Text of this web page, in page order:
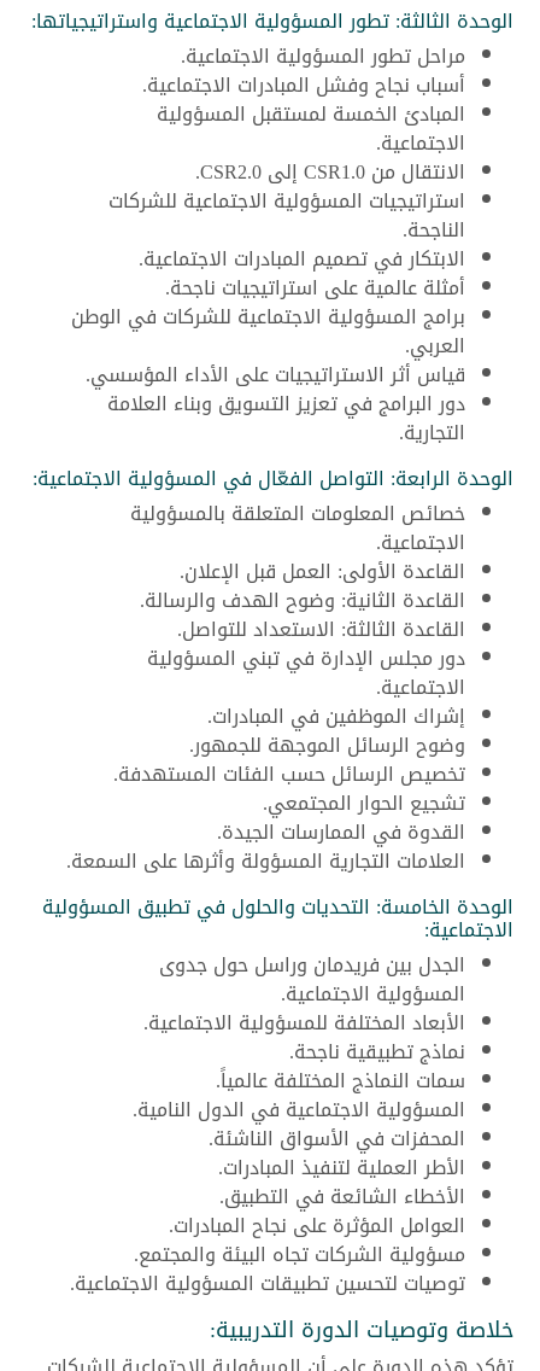
الوحدة الثالثة: تطور المسؤولية الاجتماعية واستراتيجياتها:
مراحل تطور المسؤولية الاجتماعية.
أسباب نجاح وفشل المبادرات الاجتماعية.
المبادئ الخمسة لمستقبل المسؤولية
الاجتماعية.
الانتقال من CSR1.0 إلى CSR2.0.
استراتيجيات المسؤولية الاجتماعية للشركات
الناجحة.
الابتكار في تصميم المبادرات الاجتماعية.
أمثلة عالمية على استراتيجيات ناجحة.
برامج المسؤولية الاجتماعية للشركات في الوطن
العربي.
قياس أثر الاستراتيجيات على الأداء المؤسسي.
دور البرامج في تعزيز التسويق وبناء العلامة
التجارية.
الوحدة الرابعة: التواصل الفعّال في المسؤولية الاجتماعية:
خصائص المعلومات المتعلقة بالمسؤولية
الاجتماعية.
القاعدة الأولى: العمل قبل الإعلان.
القاعدة الثانية: وضوح الهدف والرسالة.
القاعدة الثالثة: الاستعداد للتواصل.
دور مجلس الإدارة في تبني المسؤولية
الاجتماعية.
إشراك الموظفين في المبادرات.
وضوح الرسائل الموجهة للجمهور.
تخصيص الرسائل حسب الفئات المستهدفة.
تشجيع الحوار المجتمعي.
القدوة في الممارسات الجيدة.
العلامات التجارية المسؤولة وأثرها على السمعة.
الوحدة الخامسة: التحديات والحلول في تطبيق المسؤولية
الاجتماعية:
الجدل بين فريدمان وراسل حول جدوى
المسؤولية الاجتماعية.
الأبعاد المختلفة للمسؤولية الاجتماعية.
نماذج تطبيقية ناجحة.
سمات النماذج المختلفة عالمياً.
المسؤولية الاجتماعية في الدول النامية.
المحفزات في الأسواق الناشئة.
الأطر العملية لتنفيذ المبادرات.
الأخطاء الشائعة في التطبيق.
العوامل المؤثرة على نجاح المبادرات.
مسؤولية الشركات تجاه البيئة والمجتمع.
توصيات لتحسين تطبيقات المسؤولية الاجتماعية.
خلاصة وتوصيات الدورة التدريبية: